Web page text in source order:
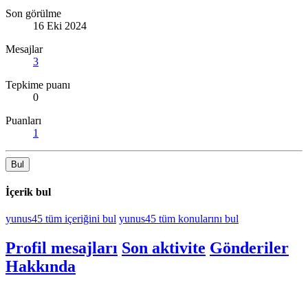
Son görülme
16 Eki 2024
Mesajlar
3
Tepkime puanı
0
Puanları
1
Bul
İçerik bul
yunus45 tüm içeriğini bul yunus45 tüm konularını bul
Profil mesajları Son aktivite Gönderiler
Hakkında